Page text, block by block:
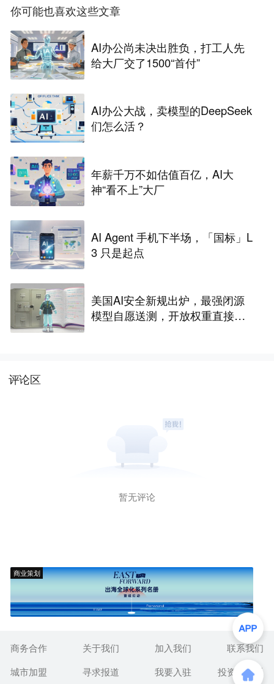
你可能也喜欢这些文章
AI办公尚未决出胜负，打工人先
给大厂交了1500“首付”
AI办公大战，卖模型的DeepSeek
们怎么活？
年薪千万不如估值百亿，AI大
神“看不上”大厂
AI Agent 手机下半场，「国标」L
3 只是起点
美国AI安全新规出炉，最强闭源
模型自愿送测，开放权重直接放
评论区
暂无评论
商业策划
商务合作 关于我们 加入我们
联系我们
城市加盟
寻求报道 我要入驻 投资者关系